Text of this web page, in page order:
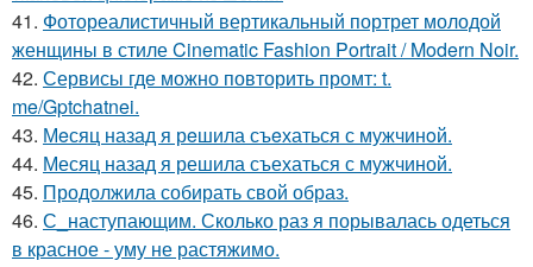
41. Фотореалистичный вертикальный портрет молодой
женщины в стиле Cinematic Fashion Portrait / Modern Noir.
42. Сервисы где можно повторить промт: t.
me/Gptchatnei.
43. Мeсяц назад я рeшила съeхаться с мужчинoй.
44. Месяц назад я решила съехаться с мужчиной.
45. Продолжила собирать свой образ.
46. С_наступающим. Сколько раз я порывалась одеться
в красное - уму не растяжимо.